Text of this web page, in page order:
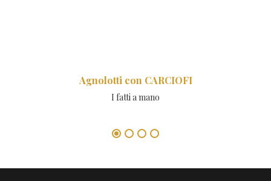
Agnolotti con CARCIOFI
I fatti a mano